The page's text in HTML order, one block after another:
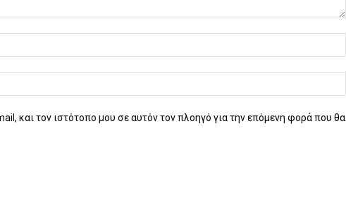
και τον ιστότοπο μου σε αυτόν τον πλοηγό για την επόμενη φορά που θα